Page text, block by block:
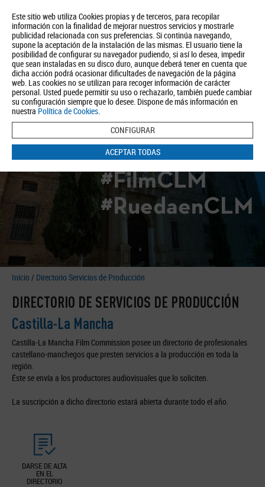
Este sitio web utiliza Cookies propias y de terceros, para recopilar
información con la finalidad de mejorar nuestros servicios y mostrarle
publicidad relacionada con sus preferencias. Si continúa navegando,
supone la aceptación de la instalación de las mismas. El usuario tiene la
posibilidad de configurar su navegador pudiendo, si así lo desea, impedir
que sean instaladas en su disco duro, aunque deberá tener en cuenta que
dicha acción podrá ocasionar dificultades de navegación de la página
web. Las cookies no se utilizan para recoger información de carácter
personal. Usted puede permitir su uso o rechazarlo, también puede cambiar
su configuración siempre que lo desee. Dispone de más información en
nuestra Política de Cookies.
CONFIGURAR
ACEPTAR TODAS
Quiénes somos Turismo Política de Privacidad Aviso Legal
Política de Cookies
BUSCAR
#FilmCLM
#RuedaenCLM
Inicio / Directorio Servicios de Producción
DIRECTORIO DE SERVICIOS DE PRODUCCIÓN
Castilla-La Mancha
Castilla-La Mancha Film Commission posee un directorio de profesionales
castellano-manchegos que presten servicios a la producción en toda la
región.
Éste se envía a los productores audiovisuales que lo soliciten.
La suscripción a dicho directorio estará abierta durante todo el año.
DARSE DE ALTA
EN EL
DIRECTORIO